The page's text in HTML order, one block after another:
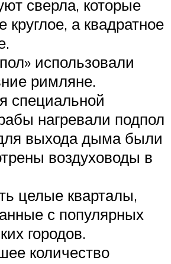
сверла, которые
круглое, а квадратное
использовали
римляне.
специальной
нагревали подпол
выхода дыма были
воздуховоды в
целые кварталы,
с популярных
городов.
количество